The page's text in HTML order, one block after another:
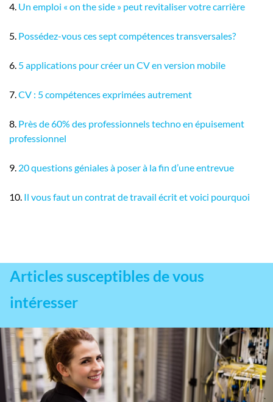
4. Un emploi « on the side » peut revitaliser votre carrière
5. Possédez-vous ces sept compétences transversales?
6. 5 applications pour créer un CV en version mobile
7.CV : 5 compétences exprimées autrement
8. Près de 60% des professionnels techno en épuisement
professionnel
9. 20 questions géniales à poser à la fin d’une entrevue
10. Il vous faut un contrat de travail écrit et voici pourquoi
Articles susceptibles de vous
intéresser